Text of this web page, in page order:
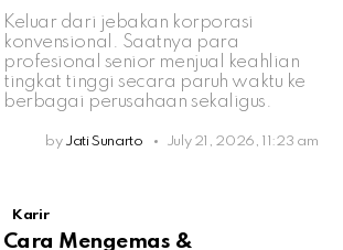
Keluar dari jebakan korporasi
konvensional. Saatnya para
profesional senior menjual keahlian
tingkat tinggi secara paruh waktu ke
berbagai perusahaan sekaligus.
by Jati Sunarto July 21, 2026, 11:23 am
Karir
Cara Mengemas &